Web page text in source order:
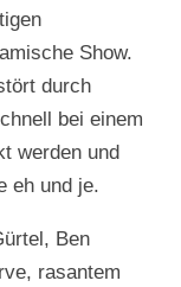
Show.
durch
bei einem
werden und
eh und je.
Ben
rasantem